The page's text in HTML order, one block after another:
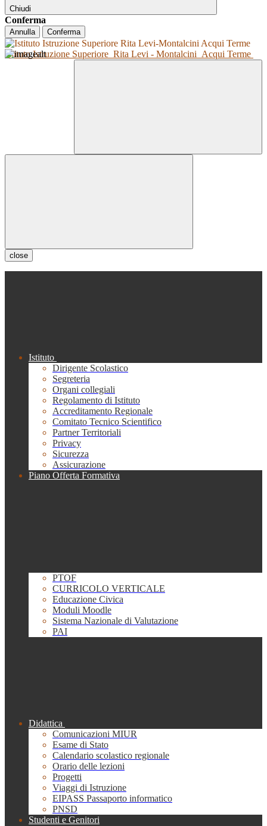
Chiudi
Conferma
Annulla Conferma
Istituto Istruzione Superiore Rita Levi - Montalcini Acqui Terme
close
Istituto
Dirigente Scolastico
Segreteria
Organi collegiali
Regolamento di Istituto
Accreditamento Regionale
Comitato Tecnico Scientifico
Partner Territoriali
Privacy
Sicurezza
Assicurazione
Piano Offerta Formativa
PTOF
CURRICOLO VERTICALE
Educazione Civica
Moduli Moodle
Sistema Nazionale di Valutazione
PAI
Didattica
Comunicazioni MIUR
Esame di Stato
Calendario scolastico regionale
Orario delle lezioni
Progetti
Viaggi di Istruzione
EIPASS Passaporto informatico
PNSD
Studenti e Genitori